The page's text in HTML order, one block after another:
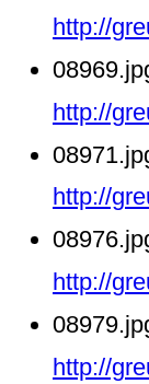
http://
http://
http://
http://
http://